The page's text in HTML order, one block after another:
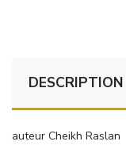
DESCRIPTION
auteur Cheikh Raslan